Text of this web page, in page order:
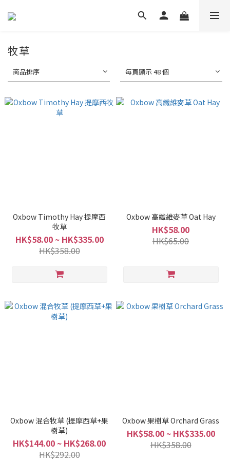
牧草
商品排序 每頁顯示 48 個
Oxbow Timothy Hay 提摩西
牧草
HK$58.00 ~ HK$335.00
HK$358.00
Oxbow 高纖維麥草 Oat Hay
HK$58.00
HK$65.00
Oxbow 混合牧草 (提摩西草+果
樹草)
HK$144.00 ~ HK$268.00
HK$292.00
Oxbow 果樹草 Orchard Grass
HK$58.00 ~ HK$335.00
HK$358.00